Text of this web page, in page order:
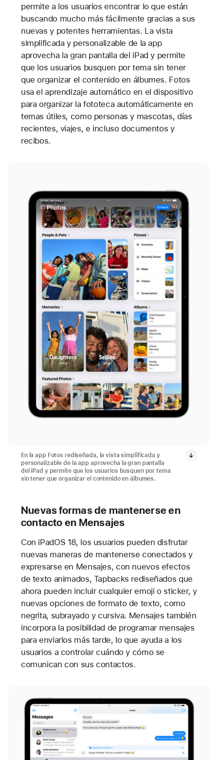
permite a los usuarios encontrar lo que están
buscando mucho más fácilmente gracias a sus
nuevas y potentes herramientas. La vista
simplificada y personalizable de la app
aprovecha la gran pantalla del iPad y permite
que los usuarios busquen por tema sin tener
que organizar el contenido en álbumes. Fotos
usa el aprendizaje automático en el dispositivo
para organizar la fototeca automáticamente en
temas útiles, como personas y mascotas, días
recientes, viajes, e incluso documentos y
recibos.
En la app Fotos rediseñada, la vista simplificada y
personalizable de la app aprovecha la gran pantalla
del iPad y permite que los usuarios busquen por tema
sin tener que organizar el contenido en álbumes.
Nuevas formas de mantenerse en
contacto en Mensajes
Con iPadOS 18, los usuarios pueden disfrutar
nuevas maneras de mantenerse conectados y
expresarse en Mensajes, con nuevos efectos
de texto animados, Tapbacks rediseñados que
ahora pueden incluir cualquier emoji o sticker, y
nuevas opciones de formato de texto, como
negrita, subrayado y cursiva. Mensajes también
incorpora la posibilidad de programar mensajes
para enviarlos más tarde, lo que ayuda a los
usuarios a controlar cuándo y cómo se
comunican con sus contactos.